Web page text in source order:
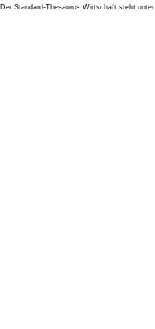
Der Standard-Thesaurus Wirtschaft steht unter